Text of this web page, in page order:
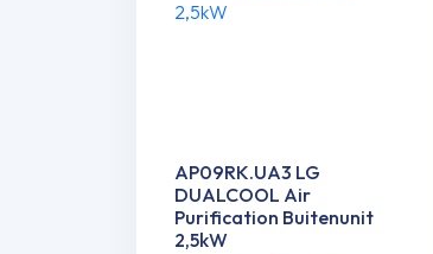
AP09RK.UA3 LG
DUALCOOL Air
Purification Buitenunit
2,5kW